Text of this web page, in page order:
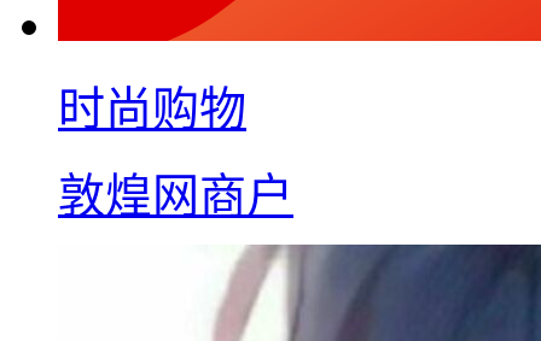
时尚购物
敦煌网商户